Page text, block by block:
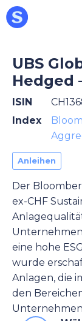
UBS
Hedged
ISIN
Index
Anleihen
Der
ex-CHF
eine hohe
wurde
Anlagen, die
den